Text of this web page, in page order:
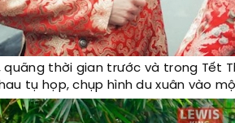
quãng thời gian trước và trong Tết
tụ họp, chụp hình du xuân vào